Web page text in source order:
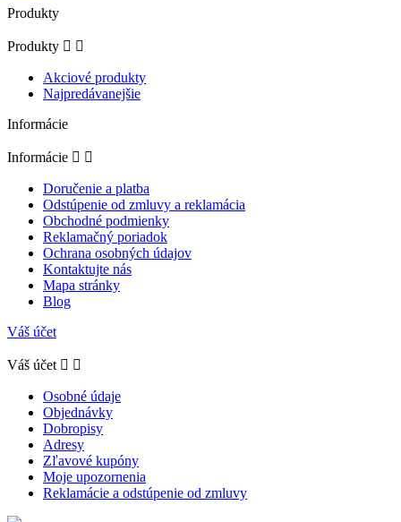
Produkty
Produkty  
Akciové produkty
Najpredávanejšie
Informácie
Informácie  
Doručenie a platba
Odstúpenie od zmluvy a reklamácia
Obchodné podmienky
Reklamačný poriadok
Ochrana osobných údajov
Kontaktujte nás
Mapa stránky
Blog
Váš účet
Váš účet  
Osobné údaje
Objednávky
Dobropisy
Adresy
Zľavové kupóny
Moje upozornenia
Reklamácie a odstúpenie od zmluvy